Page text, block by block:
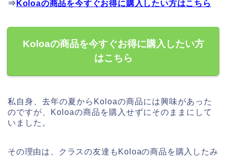
⇒ Koloaの商品を今すぐお得に購入したい方はこちら
Koloaの商品を今すぐお得に購入したい方
はこちら
私自身、去年の夏からKoloaの商品には興味があった
のですが、Koloaの商品を購入せずにそのままにして
いました。
その理由は、クラスの友達もKoloaの商品を購入したみ